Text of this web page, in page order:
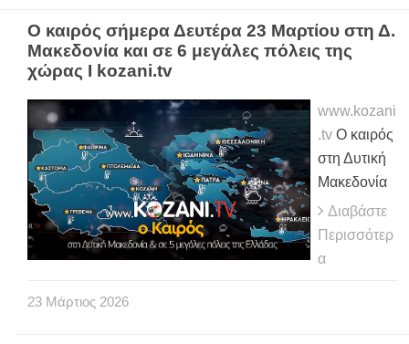
Ο καιρός σήμερα Δευτέρα 23 Μαρτίου στη Δ.
Μακεδονία και σε 6 μεγάλες πόλεις της
χώρας Ι kozani.tv
www.kozani
.tv Ο καιρός
στη Δυτική
Μακεδονία
Διαβάστε
Περισσότερ
α
23 Μάρτιος 2026